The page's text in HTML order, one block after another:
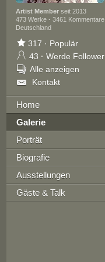
Artist Memberseit 2013
473 Werke · 3461 Kommentare
Deutschland
317 · Populär
43 · Werde Follower
Alle anzeigen
Kontakt
Home
Galerie
Porträt
Biografie
Ausstellungen
Gäste & Talk